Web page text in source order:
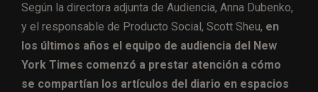
Según la directora adjunta de Audiencia, Anna Dubenko,
y el responsable de Producto Social, Scott Sheu, en
los últimos años el equipo de audiencia del New
York Times comenzó a prestar atención a cómo
se compartían los artículos del diario en espacios